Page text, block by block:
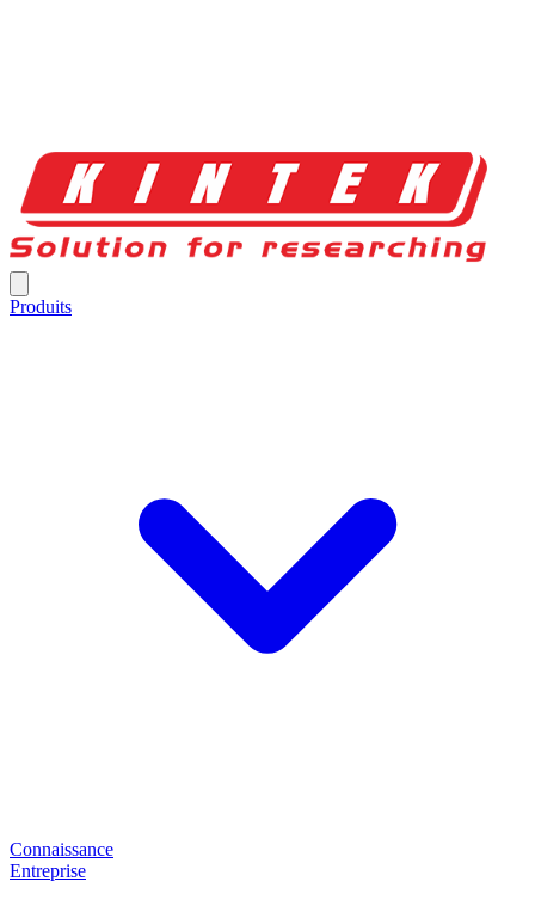
Produits
Connaissance
Entreprise